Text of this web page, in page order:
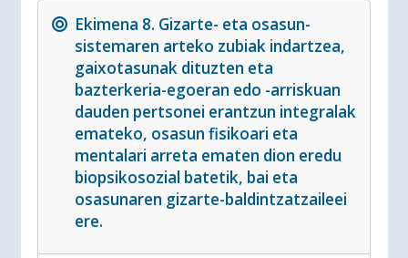
Ekimena 8. Gizarte- eta osasun-
sistemaren arteko zubiak indartzea,
gaixotasunak dituzten eta
bazterkeria-egoeran edo -arriskuan
dauden pertsonei erantzun integralak
emateko, osasun fisikoari eta
mentalari arreta ematen dion eredu
biopsikosozial batetik, bai eta
osasunaren gizarte-baldintzatzaileei
ere.